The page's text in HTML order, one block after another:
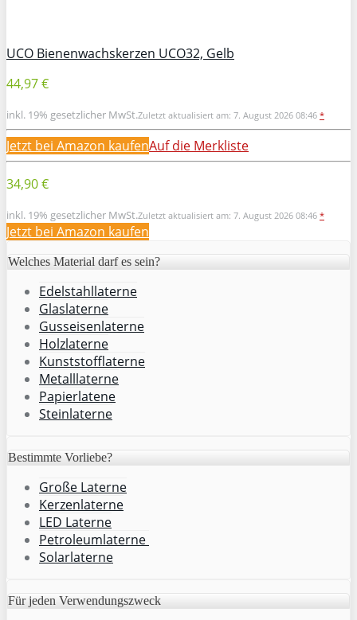
UCO Bienenwachskerzen UCO32, Gelb
44,97 €
inkl. 19% gesetzlicher MwSt.Zuletzt aktualisiert am: 7. August 2026 08:46 *
Jetzt bei Amazon kaufenAuf die Merkliste
34,90 €
inkl. 19% gesetzlicher MwSt.Zuletzt aktualisiert am: 7. August 2026 08:46 *
Jetzt bei Amazon kaufen
Welches Material darf es sein?
Edelstahllaterne
Glaslaterne
Gusseisenlaterne
Holzlaterne
Kunststofflaterne
Metalllaterne
Papierlatene
Steinlaterne
Bestimmte Vorliebe?
Große Laterne
Kerzenlaterne
LED Laterne
Petroleumlaterne
Solarlaterne
Für jeden Verwendungszweck